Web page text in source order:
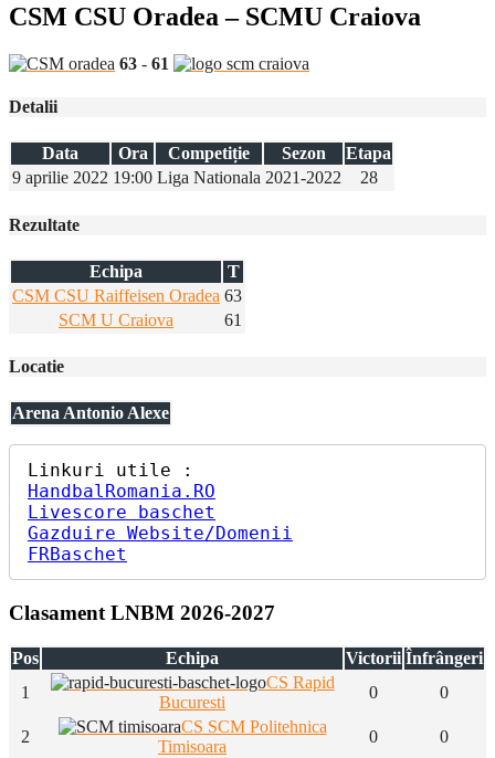
CSM CSU Oradea – SCMU Craiova
63 - 61
Detalii
Data Ora Competiție Sezon
Etapa
9 aprilie 2022 19:00 Liga Nationala 2021-2022 28
Rezultate
Echipa
T
CSM CSU Raiffeisen Oradea 63
SCM U Craiova
61
Locatie
Arena Antonio Alexe
HandbalRomania.RO
Livescore baschet
Gazduire Website/Domenii
FRBaschet
Clasament LNBM 2026-2027
Pos Echipa Victorii Înfrângeri
1
CS Rapid
Bucuresti
0 0
2
CS SCM Politehnica
Timisoara
0 0